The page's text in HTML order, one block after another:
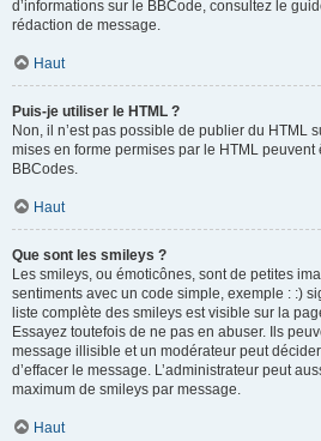
d’informations sur le BBCode, consultez le
rédaction de message.
Haut
Puis-je utiliser le HTML ?
Non, il n’est pas possible de publier du HTML
mises en forme permises par le HTML
BBCodes.
Haut
Que sont les smileys ?
Les smileys, ou émoticônes, sont de petites
sentiments avec un code simple, exemple : :)
liste complète des smileys est visible sur la
Essayez toutefois de ne pas en abuser. Ils
message illisible et un modérateur peut
d’effacer le message. L’administrateur peut
maximum de smileys par message.
Haut